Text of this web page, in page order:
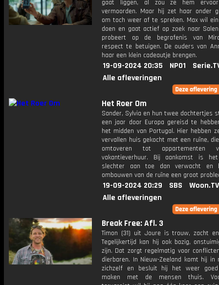
gaat liggen, al zou ze hem
vermoorden. Maar hij zet haar onder
om toch weer af te spreken. Max wil
doen en gaat actief op zoek naar
probeert op de begrafenis van
respect te betuigen. De ouders van
haar een klein cadeautje brengen.
19-09-2024 20:35 NPO1
Alle afleveringen
Het Roer Om
Sander, Sylvia en hun twee dochtertjes
een jaar door Europa gereisd te
het midden van Portugal. Hier hebben
vervallen huis gekocht met een ruïne,
omtoveren tot appartementen
vakantieverhuur. Bij aankomst is
slechter aan toe dan verwacht en
ombouwen van de ruïne een groot
19-09-2024 20:29 SBS
Woon.TV
Alle afleveringen
Break Free: Afl. 3
Timon (31) uit Joure is trouw, zacht
Tegelijkertijd kan hij ook bozig,
zijn. Dat zorgt regelmatig voor
dierbaren. In Nieuw-Zeeland komt hij in
zichzelf en besluit hij het weer
maken met de mensen thuis.